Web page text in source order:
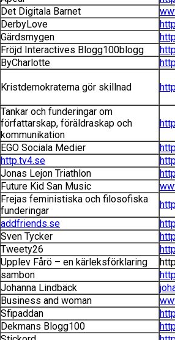
Det Digitala Barnet
DerbyLove
Gärdsmygen
Fröjd Interactives Blogg100blogg
ByCharlotte
Kristdemokraterna gör skillnad
Tankar och funderingar om
författarskap, föräldraskap och
kommunikation
EGO Sociala Medier
http.tv4.se
Jonas Lejon Triathlon
Future Kid San Music
Frejas feministiska och filosofiska
funderingar
addfriends.se
Sven Tycker
Tweety26
Upplev Fårö – en kärleksförklaring
sambon
Johanna Lindbäck
Business and woman
Sfipaddan
Dekmans Blogg100